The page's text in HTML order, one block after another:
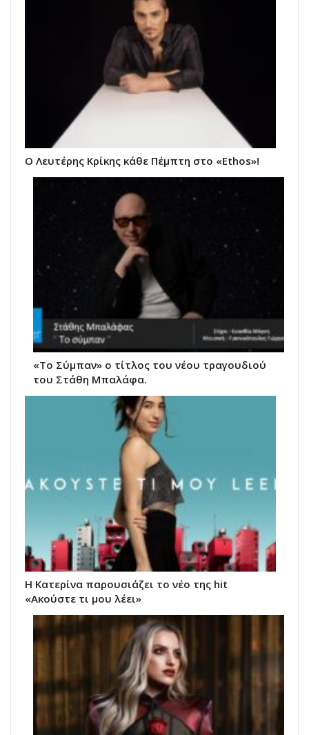
Ο Λευτέρης Κρίκης κάθε Πέμπτη στο «Ethos»!
«Το Σύμπαν» ο τίτλος του νέου τραγουδιού
του Στάθη Μπαλάφα.
Η Κατερίνα παρουσιάζει το νέο της hit
«Ακούστε τι μου λέει»